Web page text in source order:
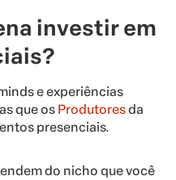
investir em
e experiências
que os Produtoresda
presenciais.
do nicho que você